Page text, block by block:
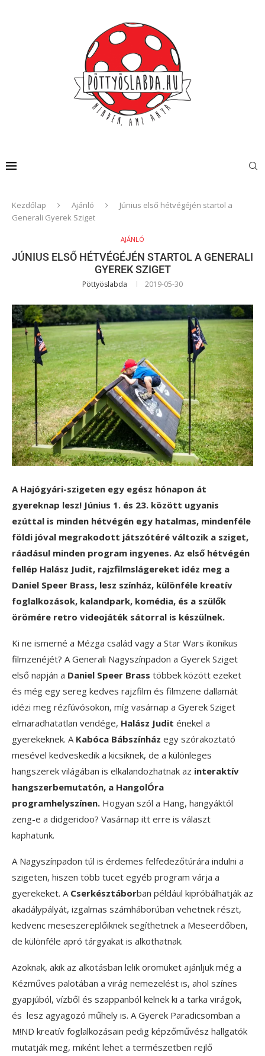
Kezdőlap Ajánló
Június első hétvégéjén startol a
Generali Gyerek Sziget
AJÁNLÓ
JÚNIUS ELSŐ HÉTVÉGÉJÉN STARTOL A GENERALI
GYEREK SZIGET
Pöttyöslabda 2019-05-30
A Hajógyári-szigeten egy egész hónapon át
gyereknap lesz! Június 1. és 23. között ugyanis
ezúttal is minden hétvégén egy hatalmas, mindenféle
földi jóval megrakodott játszótéré változik a sziget,
ráadásul minden program ingyenes. Az első hétvégén
fellép Halász Judit, rajzfilmslágereket idéz meg a
Daniel Speer Brass, lesz színház, különféle kreatív
foglalkozások, kalandpark, komédia, és a szülők
örömére retro videojáték sátorral is készülnek.
Ki ne ismerné a Mézga család vagy a Star Wars ikonikus
filmzenéjét? A Generali Nagyszínpadon a Gyerek Sziget
első napján a Daniel Speer Brass többek között ezeket
és még egy sereg kedves rajzfilm és filmzene dallamát
idézi meg rézfúvósokon, míg vasárnap a Gyerek Sziget
elmaradhatatlan vendége, Halász Judit énekel a
gyerekeknek. A Kabóca Bábszínház egy szórakoztató
mesével kedveskedik a kicsiknek, de a különleges
hangszerek világában is elkalandozhatnak az interaktív
hangszerbemutatón, a HangolÓra
programhelyszínen. Hogyan szól a Hang, hangyáktól
zeng-e a didgeridoo? Vasárnap itt erre is választ
kaphatunk.
A Nagyszínpadon túl is érdemes felfedezőtúrára indulni a
szigeten, hiszen több tucet egyéb program várja a
gyerekeket. A Cserkésztáborban például kipróbálhatják az
akadálypályát, izgalmas számháborúban vehetnek részt,
kedvenc meseszereplőiknek segíthetnek a Meseerdőben,
de különféle apró tárgyakat is alkothatnak.
Azoknak, akik az alkotásban lelik örömüket ajánljuk még a
Kézműves palotában a virág nemezelést is, ahol színes
gyapjúból, vízből és szappanból kelnek ki a tarka virágok,
és lesz agyagozó műhely is. A Gyerek Paradicsomban a
M!ND kreatív foglalkozásain pedig képzőművész hallgatók
mutatják meg, miként lehet a természetben rejlő